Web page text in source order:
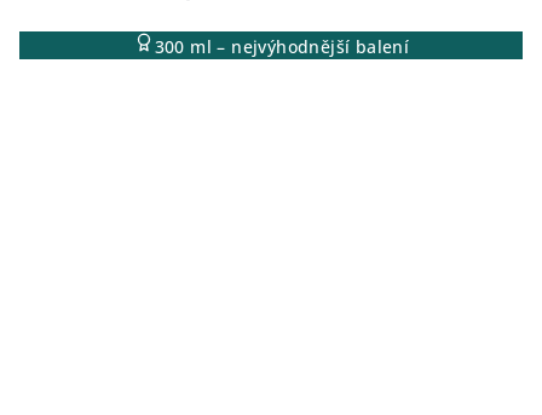
300 ml – nejvýhodnější balení